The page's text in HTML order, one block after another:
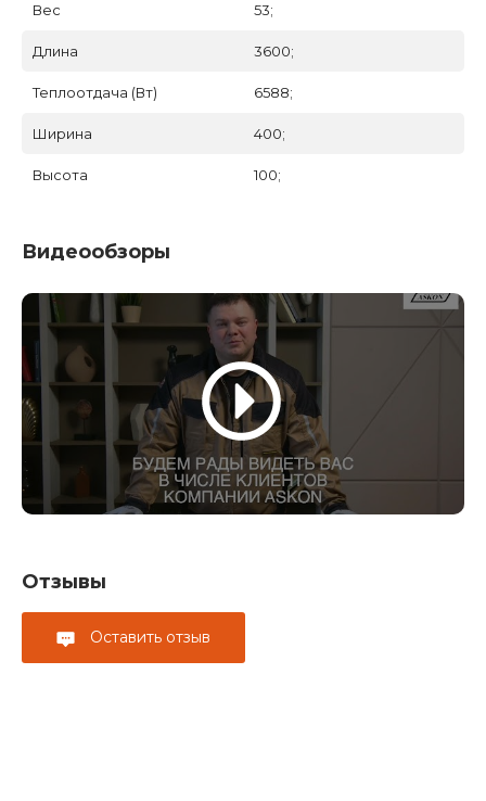
Вес 53;
Длина 3600;
Теплоотдача (Вт) 6588;
Ширина 400;
Высота 100;
Видеообзоры
Отзывы
Оставить отзыв